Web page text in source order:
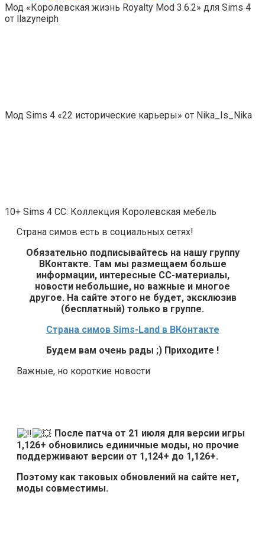
Мод «Королевская жизнь Royalty Mod 3.6.2» для Sims 4
от llazyneiph
Мод Sims 4 «22 исторические карьеры» от Nika_Is_Nika
10+ Sims 4 CC: Коллекция Королевская мебель
Страна симов есть в социальных сетях!
Обязательно подписывайтесь на нашу группу
ВКонтакте. Там мы размещаем больше
информации, интересные СС-материалы,
новости небольшие, но важные и многое
другое. На сайте этого не будет, эксклюзив
(бесплатный) только в группе.
Страна симов Sims-Land в ВКонтакте
Будем вам очень рады ;) Приходите !
Важные, но короткие новости
После патча от 21 июля для версии игры
1,126+ обновились единичные моды, но прочие
поддерживают версии от 1,124+ до 1,126+.
Поэтому как таковых обновлений на сайте нет,
моды совместимы.